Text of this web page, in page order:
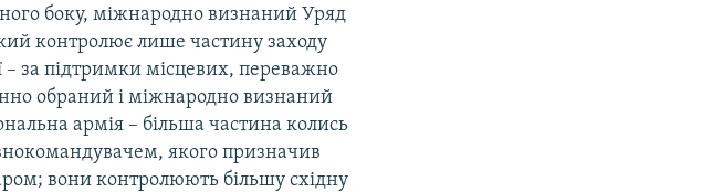
боку, міжнародно визнаний Уряд
контролює лише частину заходу
– за підтримки місцевих, переважно
обраний і міжнародно визнаний
армія – більша частина колись
якого призначив
вони контролюють більшу східну